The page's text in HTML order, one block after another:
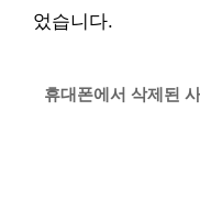
었습니다.
휴대폰에서 삭제된